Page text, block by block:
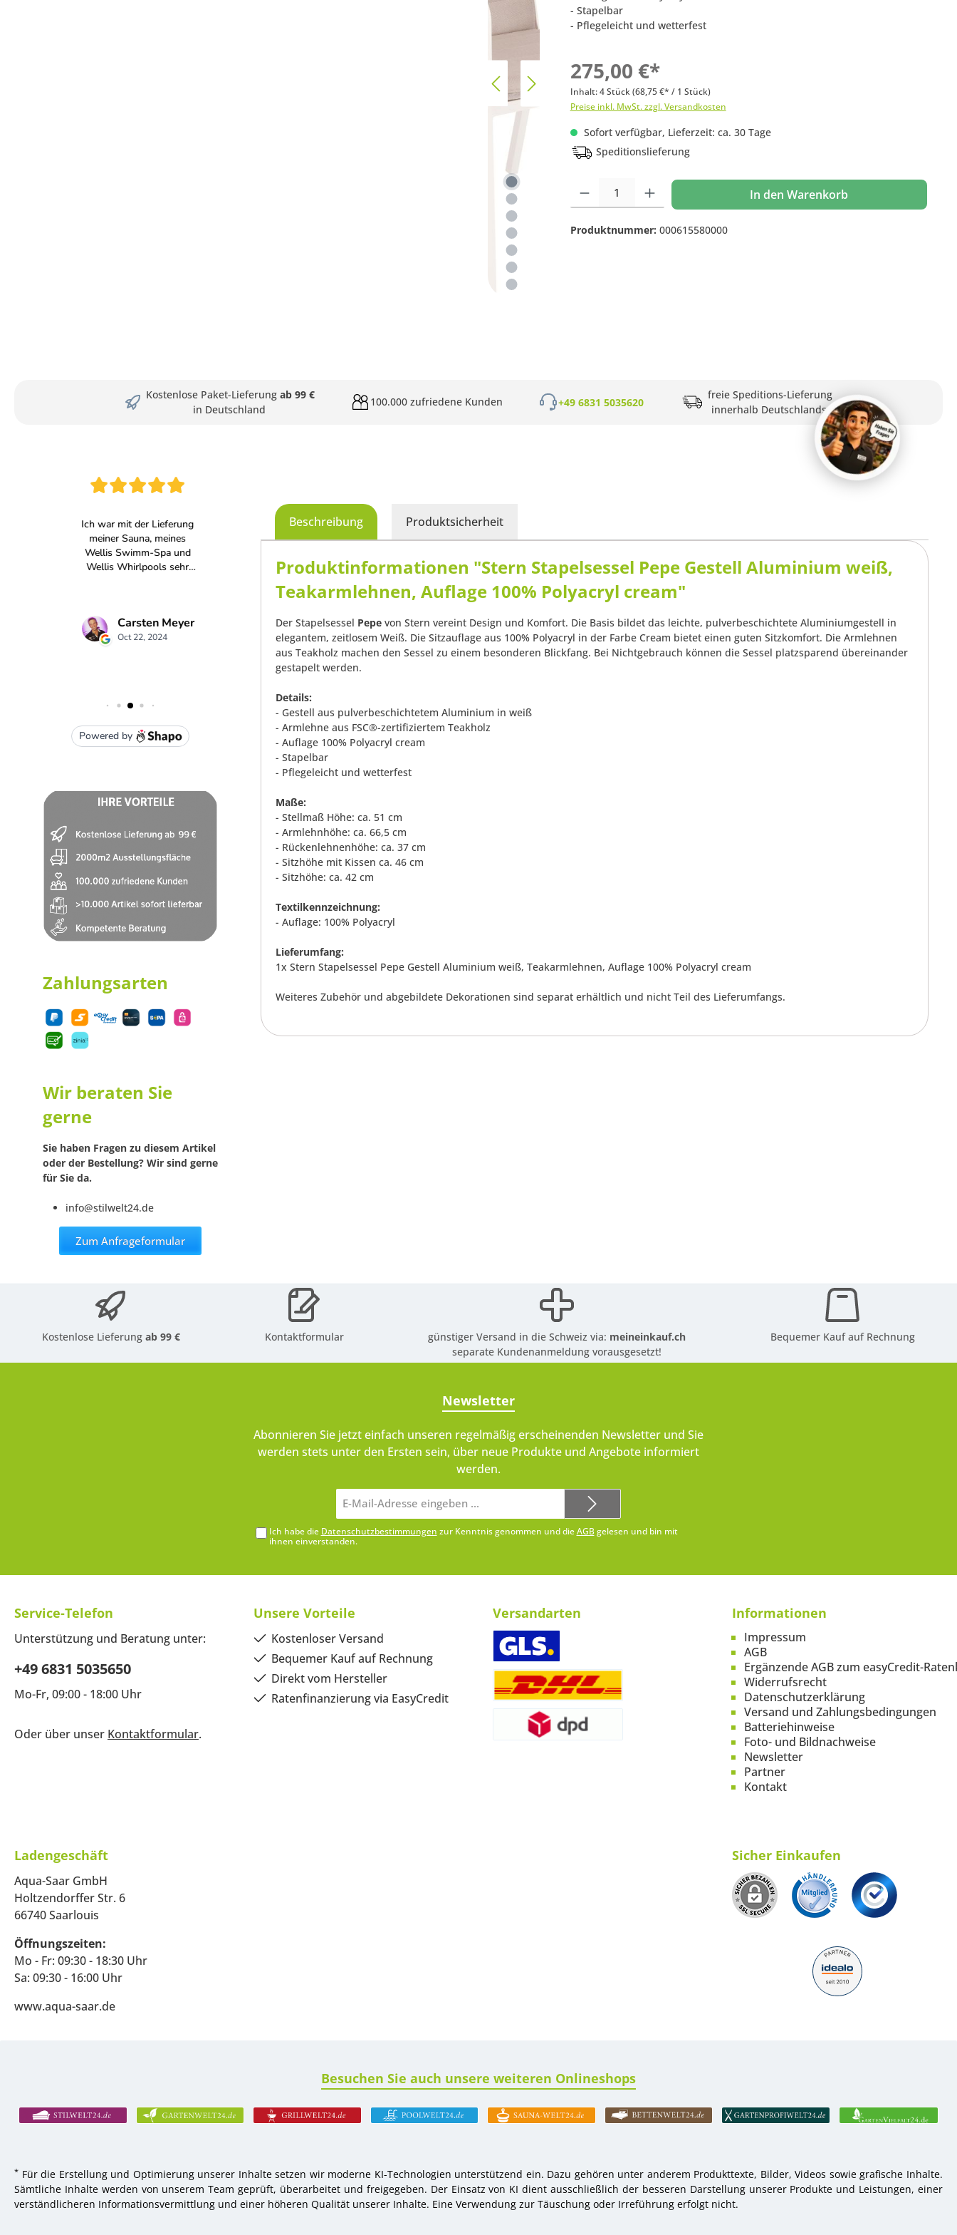
- Stapelbar
- Pflegeleicht und wetterfest
275,00 €*
Inhalt:4 Stück(68,75 €* / 1 Stück)
Preise inkl. MwSt. zzgl. Versandkosten
Sofort verfügbar, Lieferzeit: ca. 30 Tage
Speditionslieferung
Produkt Anzahl: Gib den gewünschten Wert ein oder benutze die Schaltflächen um die
In den Warenkorb
Produktnummer: 000615580000
Kostenlose Paket-Lieferung ab 99 €
in Deutschland
100.000 zufriedene Kunden +49 6831 5035620
freie Speditions-Lieferung
innerhalb Deutschlands
Zahlungsarten
Wir beraten Sie
gerne
Sie haben Fragen zu diesem Artikel
oder der Bestellung? Wir sind gerne
für Sie da.
info@stilwelt24.de
Zum Anfrageformular
Beschreibung Produktsicherheit
Produktinformationen "Stern Stapelsessel Pepe Gestell Aluminium weiß,
Teakarmlehnen, Auflage 100% Polyacryl cream"
Der Stapelsessel Pepe von Stern vereint Design und Komfort. Die Basis bildet das leichte, pulverbeschichtete Aluminiumgestell in
elegantem, zeitlosem Weiß. Die Sitzauflage aus 100% Polyacryl in der Farbe Cream bietet einen guten Sitzkomfort. Die Armlehnen
aus Teakholz machen den Sessel zu einem besonderen Blickfang. Bei Nichtgebrauch können die Sessel platzsparend übereinander
gestapelt werden.
Details:
- Gestell aus pulverbeschichtetem Aluminium in weiß
- Armlehne aus FSC®-zertifiziertem Teakholz
- Auflage 100% Polyacryl cream
- Stapelbar
- Pflegeleicht und wetterfest
Maße:
- Stellmaß Höhe: ca. 51 cm
- Armlehnhöhe: ca. 66,5 cm
- Rückenlehnenhöhe: ca. 37 cm
- Sitzhöhe mit Kissen ca. 46 cm
- Sitzhöhe: ca. 42 cm
Textilkennzeichnung:
- Auflage: 100% Polyacryl
Lieferumfang:
1x Stern Stapelsessel Pepe Gestell Aluminium weiß, Teakarmlehnen, Auflage 100% Polyacryl cream
Weiteres Zubehör und abgebildete Dekorationen sind separat erhältlich und nicht Teil des Lieferumfangs.
Kostenlose Lieferungab 99 € Kontaktformular günstiger Versand in die Schweiz via: meineinkauf.ch
separate Kundenanmeldung vorausgesetzt!
Bequemer Kauf auf Rechnung
Newsletter
Abonnieren Sie jetzt einfach unseren regelmäßig erscheinenden Newsletter und Sie
werden stets unter den Ersten sein, über neue Produkte und Angebote informiert
werden.
Mail-
Adresse*
Ich habe die Datenschutzbestimmungen zur Kenntnis genommen und dieAGBgelesen und bin mit
ihnen einverstanden.
Service-Telefon
Unterstützung und Beratung unter:
+49 6831 5035650
Mo-Fr, 09:00 - 18:00 Uhr
Oder über unser Kontaktformular.
Unsere Vorteile
Kostenloser Versand
Bequemer Kauf auf Rechnung
Direkt vom Hersteller
Ratenfinanzierung via EasyCredit
Versandarten Informationen
Impressum
AGB
Ergänzende AGB zum easyCredit-
Widerrufsrecht
Datenschutzerklärung
Versand und Zahlungsbedingungen
Batteriehinweise
Foto- und Bildnachweise
Newsletter
Partner
Kontakt
Ladengeschäft
Aqua-Saar GmbH
Holtzendorffer Str. 6
66740 Saarlouis
Öffnungszeiten:
Mo - Fr: 09:30 - 18:30 Uhr
Sa: 09:30 - 16:00 Uhr
www.aqua-saar.de
Sicher Einkaufen
Besuchen Sie auch unsere weiteren Onlineshops
* Für die Erstellung und Optimierung unserer Inhalte setzen wir moderne KI-Technologien unterstützend ein. Dazu gehören unter anderem Produkttexte, Bilder, Videos sowie grafische Inhalte.
Sämtliche Inhalte werden von unserem Team geprüft, überarbeitet und freigegeben. Der Einsatz von KI dient ausschließlich der besseren Darstellung unserer Produkte und Leistungen, einer
verständlicheren Informationsvermittlung und einer höheren Qualität unserer Inhalte. Eine Verwendung zur Täuschung oder Irreführung erfolgt nicht.